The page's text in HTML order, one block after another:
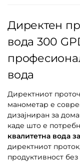
Директен
вода 300
вода
Директниот
манометар е
дизајниран за
каде што е
квалитетна вода
директниот
продуктивност